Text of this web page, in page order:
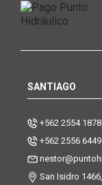
SANTIAGO
+562 2554 1878
+562 2556 6449
San Isidro